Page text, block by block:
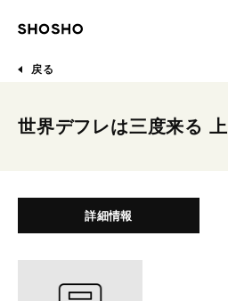
戻る
世界デフレは三度来る 上
詳細情報